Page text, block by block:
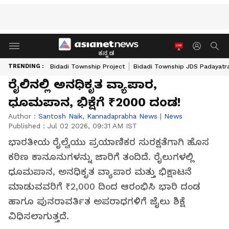
ಕನ್ನಡ
TRENDING : Bidadi Township Project Bidadi Township JDS
ರೈಲಿನಲ್ಲಿ ಅನಧಿಕೃತ ವ್ಯಾಪಾರ,
ಧೂಮಪಾನ, ಭಿಕ್ಷೆಗೆ ₹2000 ದಂಡ!
Author : Santosh Naik, Kannadaprabha News | News
Published : Jul 02 2026, 09:31 AM IST
ಭಾರತೀಯ ರೈಲ್ವೆಯು ಪ್ರಯಾಣಿಕರ ಸುರಕ್ಷತೆಗಾಗಿ ಹೊಸ
ಕಠಿಣ ಕಾನೂನುಗಳನ್ನು ಜಾರಿಗೆ ತಂದಿದೆ. ರೈಲುಗಳಲ್ಲಿ
ಧೂಮಪಾನ, ಅನಧಿಕೃತ ವ್ಯಾಪಾರ ಮತ್ತು ಭಿಕ್ಷಾಟನೆ
ಮಾಡುವವರಿಗೆ ₹2,000 ದಿಂದ ಆರಂಭಿಸಿ ಭಾರಿ ದಂಡ
ಹಾಗೂ ಪುನರಾವರ್ತಿತ ಅಪರಾಧಗಳಿಗೆ ಜೈಲು ಶಿಕ್ಷೆ
ವಿಧಿಸಲಾಗುತ್ತದೆ.